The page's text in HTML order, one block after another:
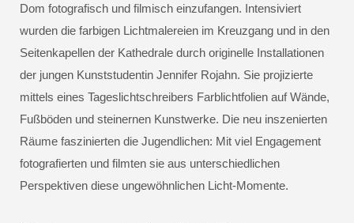
Dom fotografisch und filmisch einzufangen. Intensiviert
wurden die farbigen Lichtmalereien im Kreuzgang und in den
Seitenkapellen der Kathedrale durch originelle Installationen
der jungen Kunststudentin Jennifer Rojahn. Sie projizierte
mittels eines Tageslichtschreibers Farblichtfolien auf Wände,
Fußböden und steinernen Kunstwerke. Die neu inszenierten
Räume faszinierten die Jugendlichen: Mit viel Engagement
fotografierten und filmten sie aus unterschiedlichen
Perspektiven diese ungewöhnlichen Licht-Momente.